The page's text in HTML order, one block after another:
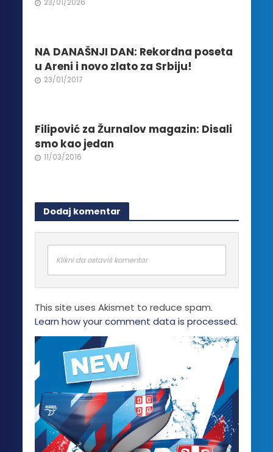
23/01/2026
NA DANAŠNJI DAN: Rekordna poseta
u Areni i novo zlato za Srbiju!
23/01/2017
Filipović za Žurnalov magazin: Disali
smo kao jedan
11/03/2016
Dodaj komentar
Klikni da ostaviš komentar
This site uses Akismet to reduce spam.
Learn how your comment data is processed.